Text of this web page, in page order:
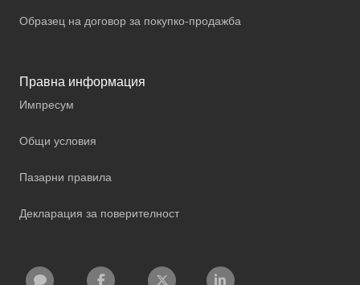
Образец на договор за покупко-продажба
Правна информация
Импресум
Общи условия
Пазарни правила
Декларация за поверителност